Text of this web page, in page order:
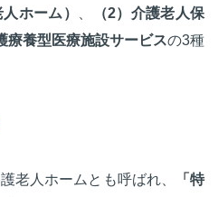
ホーム）
（2）介護老人保
療養型医療施設サービスの3種
老人ホームとも呼ばれ、
「特